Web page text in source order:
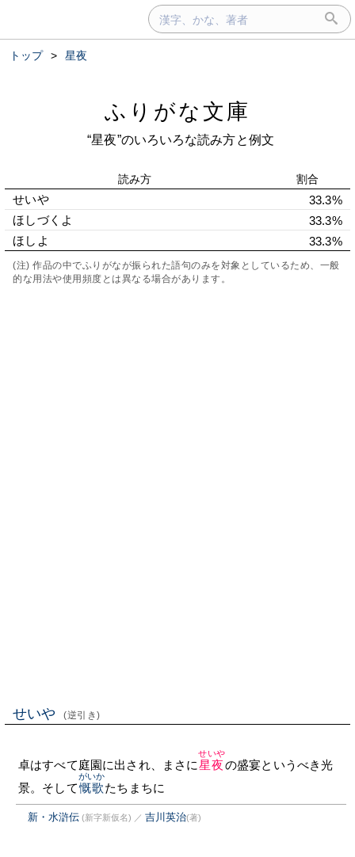
トップ > 星夜
ふりがな文庫
“星夜”のいろいろな読み方と例文
読み方 割合
せいや
33.3%
ほしづくよ
33.3%
ほしよ
33.3%
(注) 作品の中でふりがなが振られた語句のみを対象としているため、一般
的な用法や使用頻度とは異なる場合があります。
せいや (逆引き)
卓はすべて庭園に出され、まさに星夜
せいや
の盛宴というべき光
景。そして慨歌
がいか
たちまちに
新・水滸伝 (新字新仮名) ／ 吉川英治(著)